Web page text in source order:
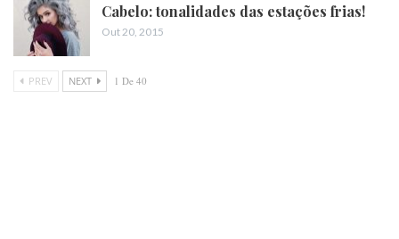
Cabelo: tonalidades das estações frias!
Out 20, 2015
PREV NEXT 1 De 40